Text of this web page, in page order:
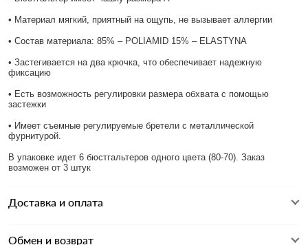
• Материал мягкий, приятный на ощупь, не вызывает аллергии
• Состав материала: 85% – POLIAMID 15% – ELASTYNA
• Застегивается на два крючка, что обеспечивает надежную
фиксацию
• Есть возможность регулировки размера обхвата с помощью
застежки
• Имеет съемные регулируемые бретели с металлической
фурнитурой.
В упаковке идет 6 бюстгальтеров одного цвета (80-70). Заказ
возможен от 3 штук
Доставка и оплата
Обмен и возврат